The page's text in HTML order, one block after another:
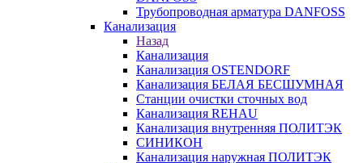
Трубопроводная арматура DANFOSS
Канализация
Назад
Канализация
Канализация OSTENDORF
Канализация БЕЛАЯ БЕСШУМНАЯ
Станции очистки сточных вод
Канализация REHAU
Канализация внутренняя ПОЛИТЭК
СИНИКОН
Канализация наружная ПОЛИТЭК